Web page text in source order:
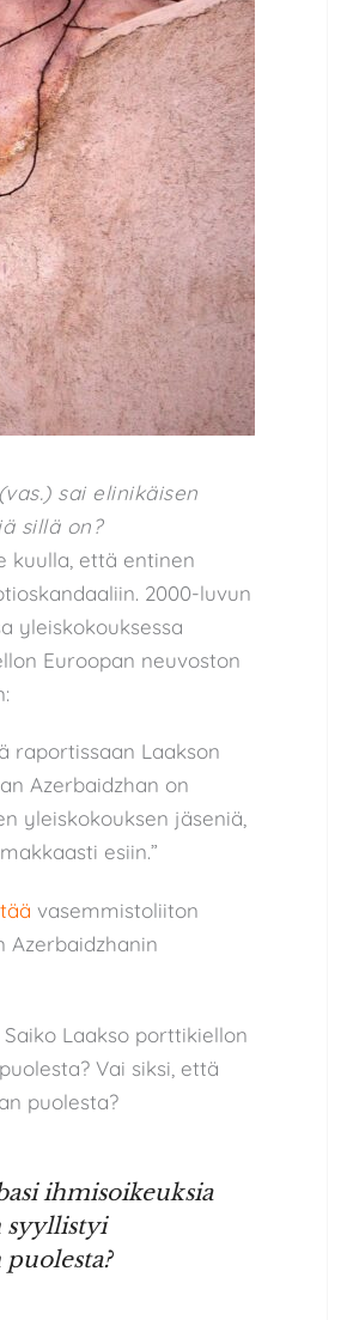
sai elinikäisen
sillä on?
kuulla, että entinen
2000-luvun
yleiskokouksessa
Euroopan neuvoston
raportissaan Laakson
Azerbaidzhan on
yleiskokouksen jäseniä,
esiin.”
vasemmistoliiton
Azerbaidzhanin
Laakso porttikiellon
Vai siksi, että
puolesta?
ihmisoikeuksia
syyllistyi